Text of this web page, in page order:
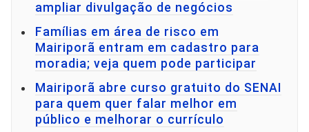
ampliar divulgação de negócios
Famílias em área de risco em
Mairiporã entram em cadastro para
moradia; veja quem pode participar
Mairiporã abre curso gratuito do SENAI
para quem quer falar melhor em
público e melhorar o currículo